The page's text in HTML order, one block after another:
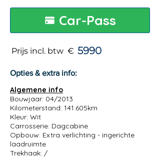
Car-Pass
Prijs incl. btw € 5990
Opties & extra info:
Algemene info
Bouwjaar: 04/2013
Kilometerstand: 141.605km
Kleur: Wit
Carrosserie: Dagcabine
Opbouw: Extra verlichting - ingerichte
laadruimte
Trekhaak: /